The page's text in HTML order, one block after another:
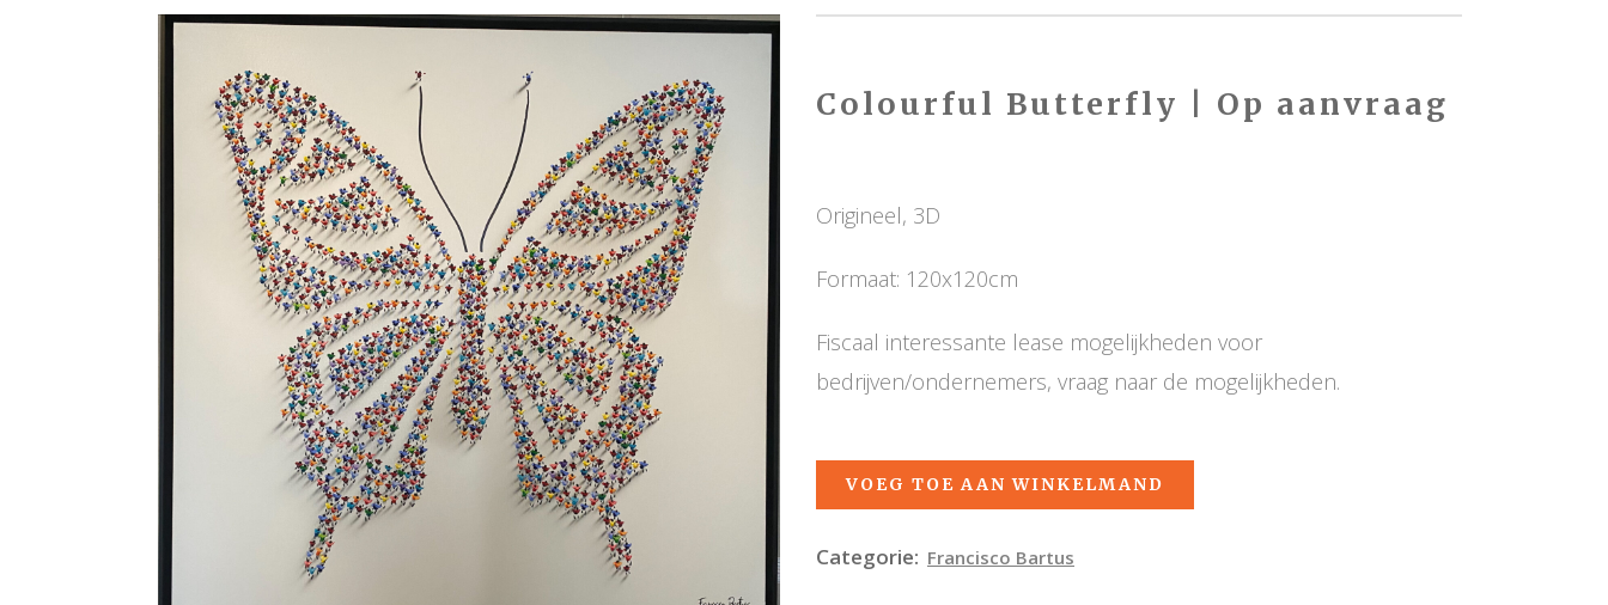
Colourful Butterfly | Op aanvraag
Origineel, 3D
Formaat: 120x120cm
Fiscaal interessante lease mogelijkheden voor
bedrijven/ondernemers, vraag naar de mogelijkheden.
VOEG TOE AAN WINKELMAND
Categorie: Francisco Bartus